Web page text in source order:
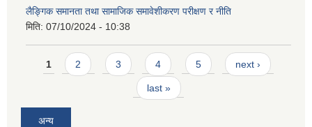
लैङ्गिक समानता तथा सामाजिक समावेशीकरण परीक्षण र नीति
मिति: 07/10/2024 - 10:38
Pages
1 2 3 4 5 next ›
last »
अन्य